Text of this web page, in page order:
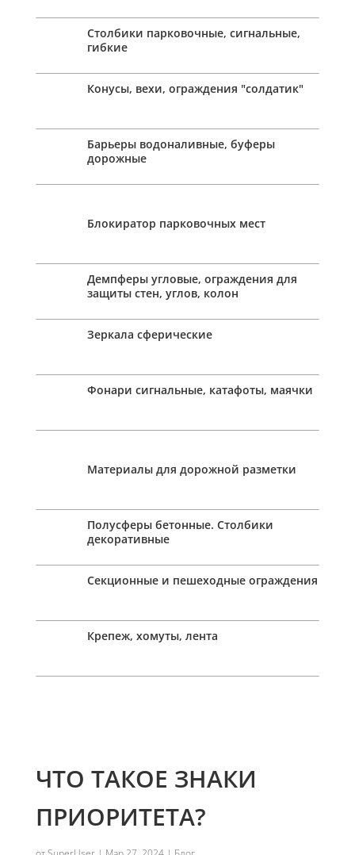
Столбики парковочные, сигнальные,
гибкие
Конусы, вехи, ограждения "солдатик"
Барьеры водоналивные, буферы
дорожные
Блокиратор парковочных мест
Демпферы угловые, ограждения для
защиты стен, углов, колон
Зеркала сферические
Фонари сигнальные, катафоты, маячки
Материалы для дорожной разметки
Полусферы бетонные. Столбики
декоративные
Секционные и пешеходные ограждения
Крепеж, хомуты, лента
ЧТО ТАКОЕ ЗНАКИ
ПРИОРИТЕТА?